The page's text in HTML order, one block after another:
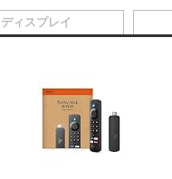
ディスプレイ